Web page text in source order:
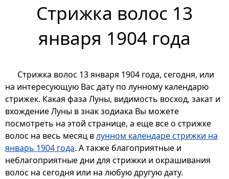
Стрижка волос 13
января 1904 года
Стрижка волос 13 января 1904 года, сегодня, или
на интересующую Вас дату по лунному календарю
стрижек. Какая фаза Луны, видимость восход, закат и
вхождение Луны в знак зодиака Вы можете
посмотреть на этой странице, а еще все о стрижке
волос на весь месяц влунном календаре стрижки на
январь 1904 года. А также благоприятные и
неблагоприятные дни для стрижки и окрашивания
волос на сегодня или на любую другую дату.